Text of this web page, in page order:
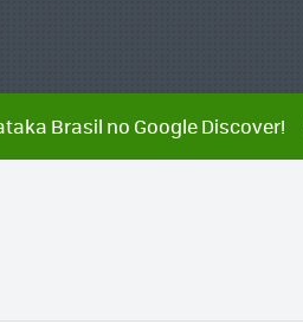
Brasil no Google Discover!